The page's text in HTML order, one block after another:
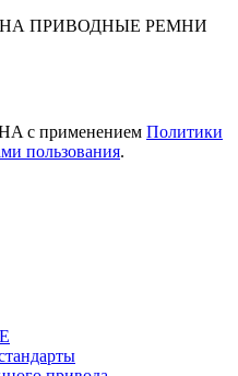
ПРИВОДНЫЕ РЕМНИ
с применением Политики
пользования.